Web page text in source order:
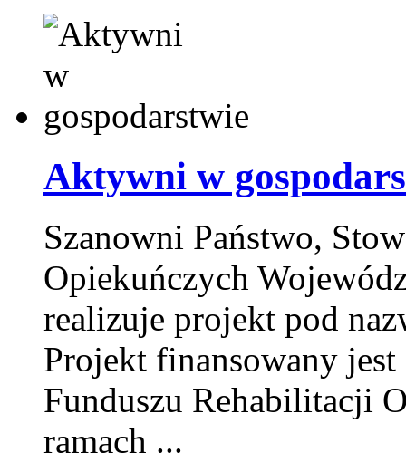
Aktywni w
Szanowni Państwo,
Opiekuńczych
realizuje projekt pod
Projekt finansowany
Funduszu Rehabilitacji
ramach ...